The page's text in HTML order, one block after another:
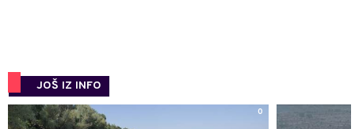
JOŠ IZ INFO
0